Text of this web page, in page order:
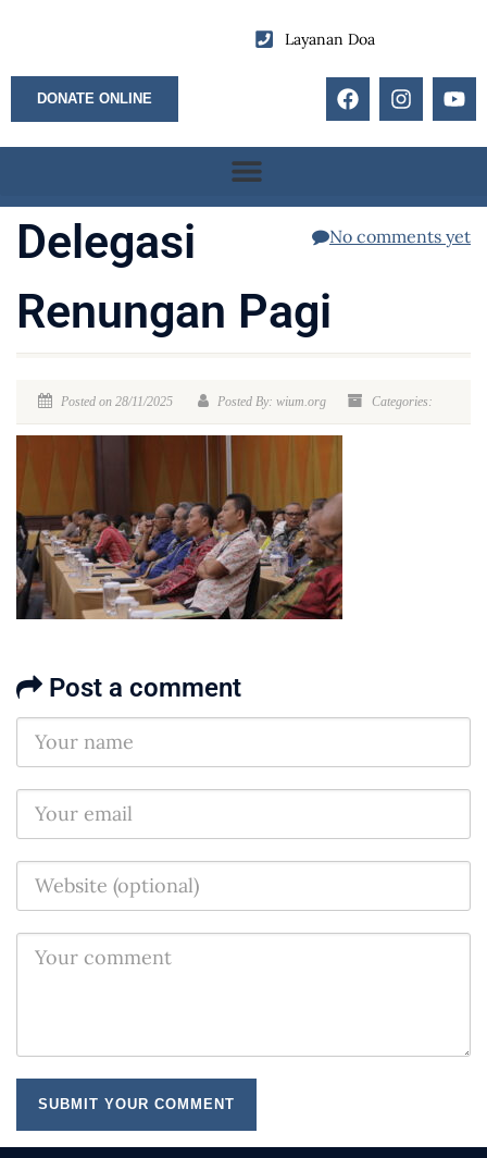
Layanan Doa
DONATE ONLINE
No comments yet
Delegasi
Renungan Pagi
Posted on 28/11/2025 Posted By: wium.org Categories:
Post a comment